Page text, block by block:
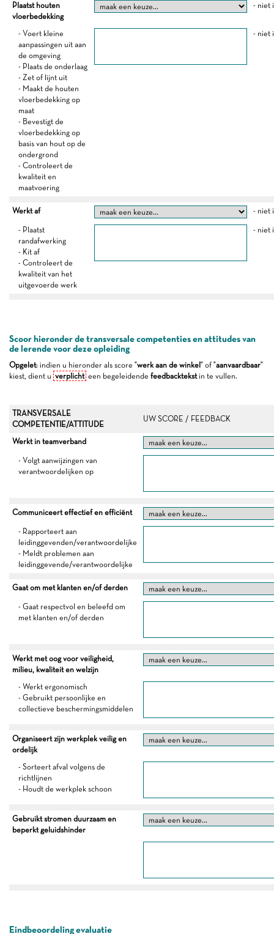
Plaatst houten
vloerbedekking
- niet
- Voert kleine
aanpassingen uit aan
de omgeving
- Plaats de onderlaag
- Zet of lijnt uit
- Maakt de houten
vloerbedekking op
maat
- Bevestigt de
vloerbedekking op
basis van hout op de
ondergrond
- Controleert de
kwaliteit en
maatvoering
- niet
Werkt af - niet
- Plaatst
randafwerking
- Kit af
- Controleert de
kwaliteit van het
uitgevoerde werk
- niet
Scoor hieronder de transversale competenties en attitudes van
de lerende voor deze opleiding
Opgelet: indien u hieronder als score "werk aan de winkel " of "aanvaardbaar"
kiest, dient u verplicht een begeleidende feedbacktekstin te vullen.
TRANSVERSALE
COMPETENTIE/ATTITUDE
UW SCORE / FEEDBACK
Werkt in teamverband
- Volgt aanwijzingen van
verantwoordelijken op
Communiceert effectief en efficiënt
- Rapporteert aan
leidinggevenden/verantwoordelijke
- Meldt problemen aan
leidinggevende/verantwoordelijke
Gaat om met klanten en/of derden
- Gaat respectvol en beleefd om
met klanten en/of derden
Werkt met oog voor veiligheid,
milieu, kwaliteit en welzijn
- Werkt ergonomisch
- Gebruikt persoonlijke en
collectieve beschermingsmiddelen
Organiseert zijn werkplek veilig en
ordelijk
- Sorteert afval volgens de
richtlijnen
- Houdt de werkplek schoon
Gebruikt stromen duurzaam en
beperkt geluidshinder
Eindbeoordeling evaluatie